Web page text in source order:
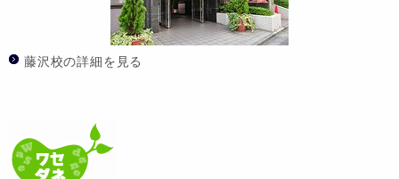
藤沢校の詳細を見る